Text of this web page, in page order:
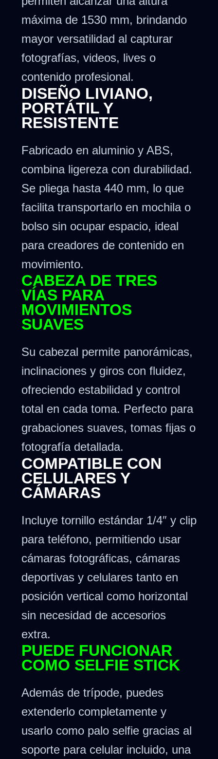
máxima de 1530 mm, brindando
mayor versatilidad al capturar
fotografías, videos, lives o
contenido profesional.
DISEÑO LIVIANO,
PORTÁTIL Y
RESISTENTE
Fabricado en aluminio y ABS,
combina ligereza con durabilidad.
Se pliega hasta 440 mm, lo que
facilita transportarlo en mochila o
bolso sin ocupar espacio, ideal
para creadores de contenido en
movimiento.
CABEZA DE TRES
VÍAS PARA
MOVIMIENTOS
SUAVES
Su cabezal permite panorámicas,
inclinaciones y giros con fluidez,
ofreciendo estabilidad y control
total en cada toma. Perfecto para
grabaciones suaves, tomas fijas o
fotografía detallada.
COMPATIBLE CON
CELULARES Y
CÁMARAS
Incluye tornillo estándar 1/4″ y clip
para teléfono, permitiendo usar
cámaras fotográficas, cámaras
deportivas y celulares tanto en
posición vertical como horizontal
sin necesidad de accesorios
extra.
PUEDE FUNCIONAR
COMO SELFIE STICK
Además de trípode, puedes
extenderlo completamente y
usarlo como palo selfie gracias al
soporte para celular incluido, una